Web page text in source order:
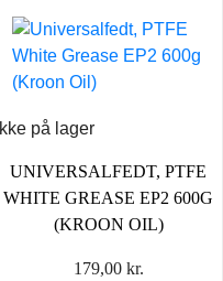
Ikke på lager
UNIVERSALFEDT, PTFE
WHITE GREASE EP2 600G
(KROON OIL)
179,00 kr.